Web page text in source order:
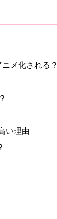
メ化される？
い理由